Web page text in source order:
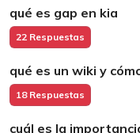
qué es gap en kia
22 Respuestas
qué es un wiki y
18 Respuestas
cuál es la